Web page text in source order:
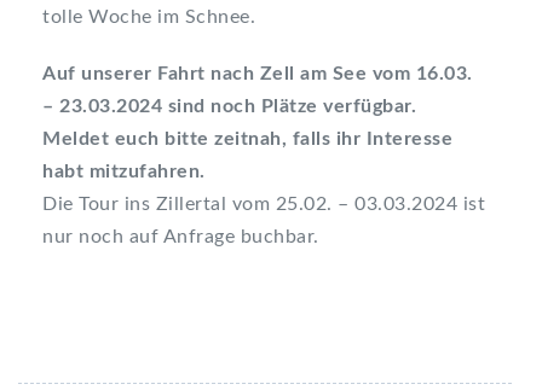
tolle Woche im Schnee.
Auf unserer Fahrt nach Zell am See vom 16.03.
– 23.03.2024 sind noch Plätze verfügbar.
Meldet euch bitte zeitnah, falls ihr Interesse
habt mitzufahren.
Die Tour ins Zillertal vom 25.02. – 03.03.2024 ist
nur noch auf Anfrage buchbar.